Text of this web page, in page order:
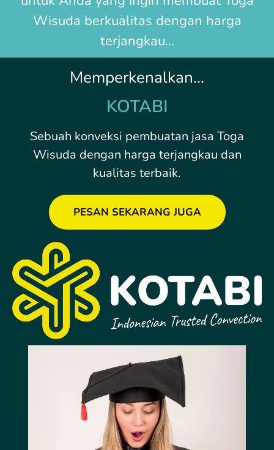
Wisuda berkualitas dengan harga
terjangkau...
Memperkenalkan...
KOTABI
Sebuah konveksi pembuatan jasa Toga
Wisuda dengan harga terjangkau dan
kualitas terbaik.
PESAN SEKARANG JUGA